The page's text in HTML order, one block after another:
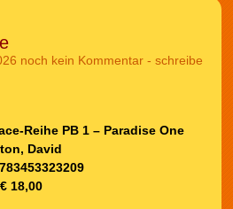
noch kein Kommentar - schreibe
Reihe PB 1 – Paradise One
David
18,00